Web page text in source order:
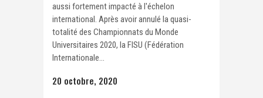
aussi fortement impacté à l'échelon
international. Après avoir annulé la quasi-
totalité des Championnats du Monde
Universitaires 2020, la FISU (Fédération
Internationale...
20 octobre, 2020